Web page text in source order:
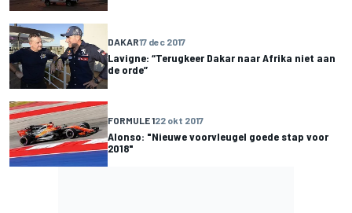
DAKAR17 dec 2017
Lavigne: “Terugkeer Dakar naar Afrika niet aan
de orde”
FORMULE 122 okt 2017
Alonso: "Nieuwe voorvleugel goede stap voor
2018"